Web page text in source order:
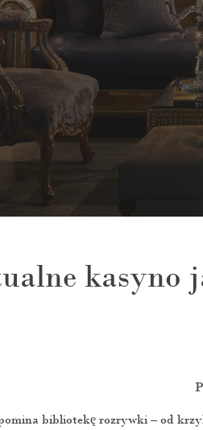
kasyno
bibliotekę rozrywki – od